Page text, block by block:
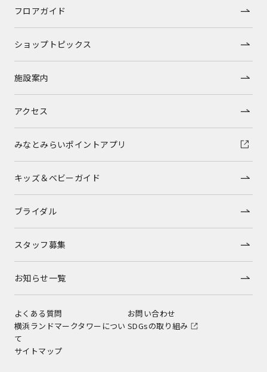
フロアガイド
ショップトピックス
施設案内
アクセス
みなとみらいポイントアプリ
キッズ＆ベビーガイド
ブライダル
スタッフ募集
お知らせ一覧
よくある質問
お問い合わせ
横浜ランドマークタワーについ
て
SDGsの取り組み
サイトマップ